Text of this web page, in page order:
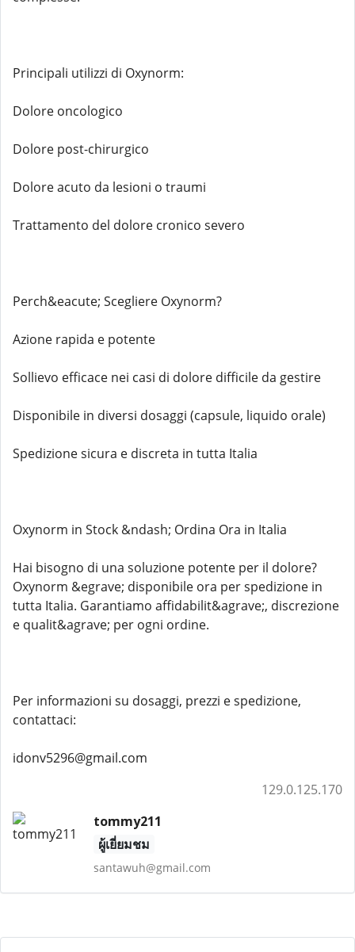
Principali utilizzi di Oxynorm:
Dolore oncologico
Dolore post-chirurgico
Dolore acuto da lesioni o traumi
Trattamento del dolore cronico severo
Perch&eacute; Scegliere Oxynorm?
Azione rapida e potente
Sollievo efficace nei casi di dolore difficile da gestire
Disponibile in diversi dosaggi (capsule, liquido orale)
Spedizione sicura e discreta in tutta Italia
Oxynorm in Stock &ndash; Ordina Ora in Italia
Hai bisogno di una soluzione potente per il dolore?
Oxynorm &egrave; disponibile ora per spedizione in
tutta Italia. Garantiamo affidabilit&agrave;, discrezione
e qualit&agrave; per ogni ordine.
Per informazioni su dosaggi, prezzi e spedizione,
contattaci:
idonv5296@gmail.com
129.0.125.170
tommy211
ผู้เยี่ยมชม
santawuh@gmail.com